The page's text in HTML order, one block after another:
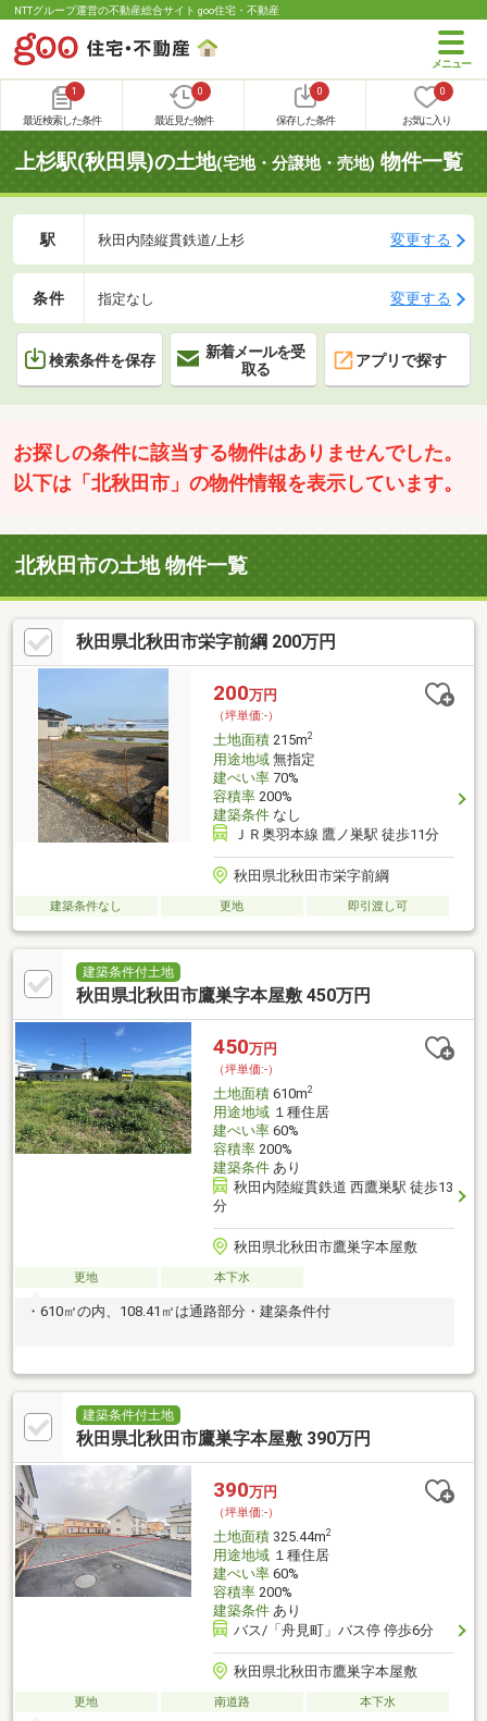
NTTグループ運営の不動産総合サイト goo住宅・不動産
1
最近検索した条件
0
最近見た物件
0
保存した条件
0
お気に入り
上杉駅(秋田県)の土地(宅地・分譲地・売地) 物件一覧
駅 秋田内陸縦貫鉄道/上杉 変更する
条件 指定なし 変更する
検索条件を保存
新着メールを受
取る
アプリで探す
お探しの条件に該当する物件はありませんでした。
以下は「北秋田市」の物件情報を表示しています。
北秋田市の土地 物件一覧
秋田県北秋田市栄字前綱 200万円
200万円
（坪単価:-）
土地面積215m2
用途地域無指定
建ぺい率70%
容積率200%
建築条件なし
ＪＲ奥羽本線 鷹ノ巣駅 徒歩11分
秋田県北秋田市栄字前綱
建築条件なし 更地 即引渡し可
建築条件付土地
秋田県北秋田市鷹巣字本屋敷 450万円
450万円
（坪単価:-）
土地面積610m2
用途地域１種住居
建ぺい率60%
容積率200%
建築条件あり
秋田内陸縦貫鉄道 西鷹巣駅 徒歩13
分
秋田県北秋田市鷹巣字本屋敷
更地 本下水
・610㎡の内、108.41㎡は通路部分・建築条件付
建築条件付土地
秋田県北秋田市鷹巣字本屋敷 390万円
390万円
（坪単価:-）
土地面積325.44m2
用途地域１種住居
建ぺい率60%
容積率200%
建築条件あり
バス/「舟見町」バス停 停歩6分
秋田県北秋田市鷹巣字本屋敷
更地 南道路 本下水